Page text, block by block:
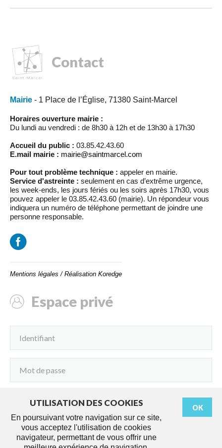
Contact
Mairie - 1 Place de l’Église, 71380 Saint-Marcel
Horaires ouverture mairie :
Du lundi au vendredi : de 8h30 à 12h et de 13h30 à 17h30
Accueil du public : 03.85.42.43.60
E.mail mairie : mairie@saintmarcel.com
Pour tout problème technique : appeler en mairie.
Service d'astreinte : seulement en cas d’extrême urgence,
les week-ends, les jours fériés ou les soirs après 17h30, vous
pouvez appeler le 03.85.42.43.60 (mairie). Un répondeur vous
indiquera un numéro de téléphone permettant de joindre une
personne responsable.
Mentions légales / Réalisation Koredge
Espace privé
OK
UTILISATION DES COOKIES
En poursuivant votre navigation sur ce site,
vous acceptez l'utilisation de cookies
navigateur, permettant de vous offrir une